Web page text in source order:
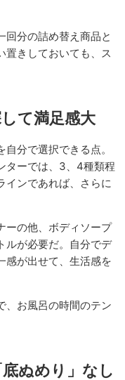
回分の詰め替え商品と
置きしておいても、ス
て満足感大
分で選択できる点。
ターでは、3、4種類程
インであれば、さらに
ーの他、ボディソープ
ルが必要だ。自分でデ
感が出せて、生活感を
、お風呂の時間のテン
ぬめり」なし